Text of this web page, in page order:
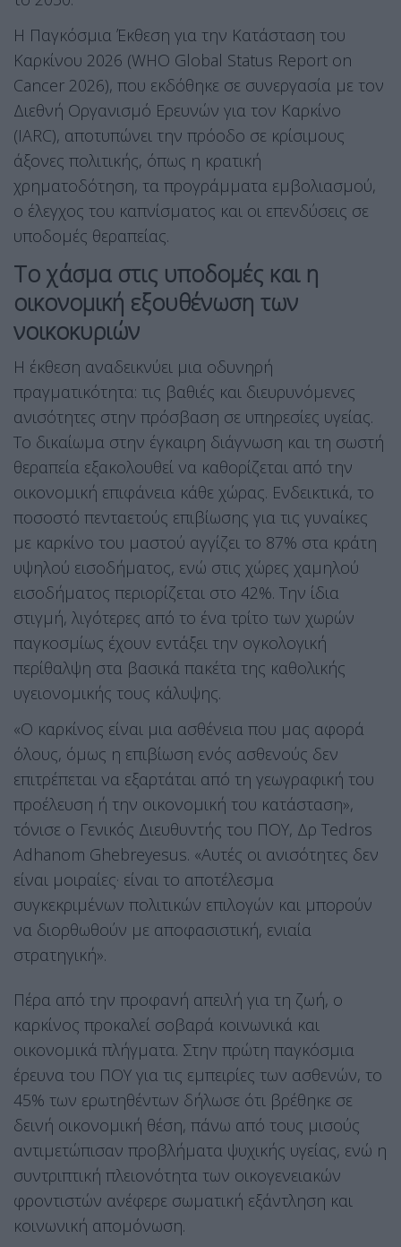
Η Παγκόσμια Έκθεση για την Κατάσταση του
Καρκίνου 2026 (WHO Global Status Report on
Cancer 2026), που εκδόθηκε σε συνεργασία με τον
Διεθνή Οργανισμό Ερευνών για τον Καρκίνο
(IARC), αποτυπώνει την πρόοδο σε κρίσιμους
άξονες πολιτικής, όπως η κρατική
χρηματοδότηση, τα προγράμματα εμβολιασμού,
ο έλεγχος του καπνίσματος και οι επενδύσεις σε
υποδομές θεραπείας.
Το χάσμα στις υποδομές και η
οικονομική εξουθένωση των
νοικοκυριών
Η έκθεση αναδεικνύει μια οδυνηρή
πραγματικότητα: τις βαθιές και διευρυνόμενες
ανισότητες στην πρόσβαση σε υπηρεσίες υγείας.
Το δικαίωμα στην έγκαιρη διάγνωση και τη σωστή
θεραπεία εξακολουθεί να καθορίζεται από την
οικονομική επιφάνεια κάθε χώρας. Ενδεικτικά, το
ποσοστό πενταετούς επιβίωσης για τις γυναίκες
με καρκίνο του μαστού αγγίζει το 87% στα κράτη
υψηλού εισοδήματος, ενώ στις χώρες χαμηλού
εισοδήματος περιορίζεται στο 42%. Την ίδια
στιγμή, λιγότερες από το ένα τρίτο των χωρών
παγκοσμίως έχουν εντάξει την ογκολογική
περίθαλψη στα βασικά πακέτα της καθολικής
υγειονομικής τους κάλυψης.
«Ο καρκίνος είναι μια ασθένεια που μας αφορά
όλους, όμως η επιβίωση ενός ασθενούς δεν
επιτρέπεται να εξαρτάται από τη γεωγραφική του
προέλευση ή την οικονομική του κατάσταση»,
τόνισε ο Γενικός Διευθυντής του ΠΟΥ, Δρ Tedros
Adhanom Ghebreyesus. «Αυτές οι ανισότητες δεν
είναι μοιραίες· είναι το αποτέλεσμα
συγκεκριμένων πολιτικών επιλογών και μπορούν
να διορθωθούν με αποφασιστική, ενιαία
στρατηγική».
Πέρα από την προφανή απειλή για τη ζωή, ο
καρκίνος προκαλεί σοβαρά κοινωνικά και
οικονομικά πλήγματα. Στην πρώτη παγκόσμια
έρευνα του ΠΟΥ για τις εμπειρίες των ασθενών, το
45% των ερωτηθέντων δήλωσε ότι βρέθηκε σε
δεινή οικονομική θέση, πάνω από τους μισούς
αντιμετώπισαν προβλήματα ψυχικής υγείας, ενώ η
συντριπτική πλειονότητα των οικογενειακών
φροντιστών ανέφερε σωματική εξάντληση και
κοινωνική απομόνωση.